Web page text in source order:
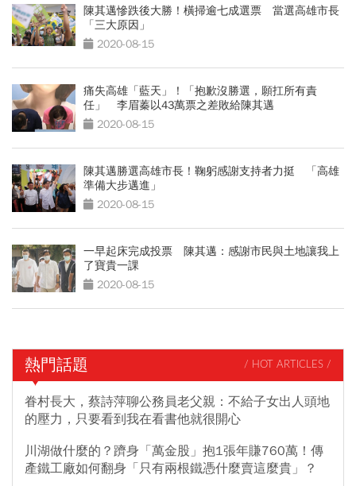
陳其邁慘跌後大勝！橫掃逾七成選票 當選高雄市長
「三大原因」
2020-08-15
痛失高雄「藍天」！「抱歉沒勝選，願扛所有責
任」 李眉蓁以43萬票之差敗給陳其邁
2020-08-15
陳其邁勝選高雄市長！鞠躬感謝支持者力挺 「高雄
準備大步邁進」
2020-08-15
一早起床完成投票 陳其邁：感謝市民與土地讓我上
了寶貴一課
2020-08-15
熱門話題 / HOT ARTICLES /
眷村長大，蔡詩萍聊公務員老父親：不給子女出人頭地
的壓力，只要看到我在看書他就很開心
川湖做什麼的？躋身「萬金股」抱1張年賺760萬！傳
產鐵工廠如何翻身「只有兩根鐵憑什麼賣這麼貴」？